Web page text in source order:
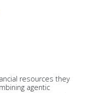
resources they
agentic